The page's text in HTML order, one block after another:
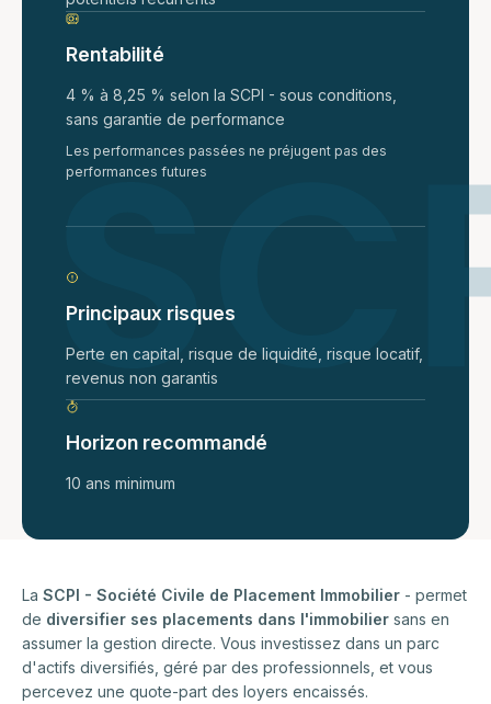
Rentabilité
4 % à 8,25 % selon la SCPI - sous conditions,
sans garantie de performance
Les performances passées ne préjugent pas des
performances futures
Principaux risques
Perte en capital, risque de liquidité, risque locatif,
revenus non garantis
Horizon recommandé
10 ans minimum
La SCPI - Société Civile de Placement Immobilier - permet
de diversifier ses placements dans l'immobilier sans en
assumer la gestion directe. Vous investissez dans un parc
d'actifs diversifiés, géré par des professionnels, et vous
percevez une quote-part des loyers encaissés.